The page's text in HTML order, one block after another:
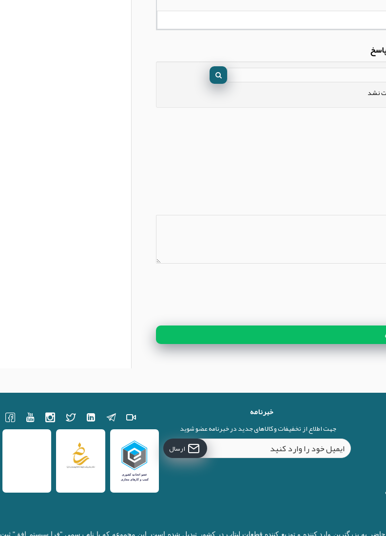
نشد
خبرنامه
جهت اطلاع از تخفیفات و کالاهای جدید در خبرنامه عضو شوید
ارسال
کامپیوتر آغاز نمود و در حال حاضر به بزرگترین وارد کننده و توزیع کننده قطعات لپتاپ در کشور تبدیل شده است. این مجموعه که با نام رسمی "فرا سیستم افق" ثبت